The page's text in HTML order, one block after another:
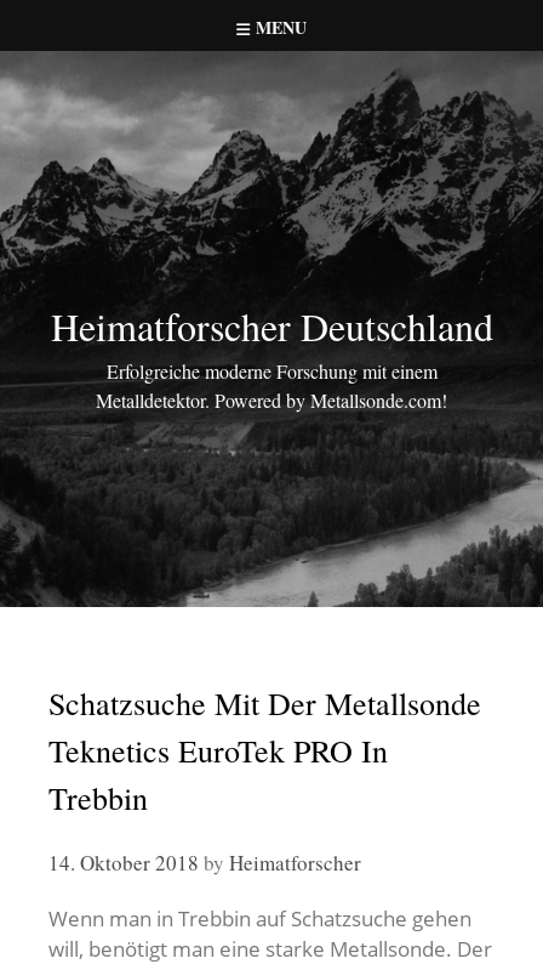
to
content
MENU
Heimatforscher Deutschland
Erfolgreiche moderne Forschung mit einem
Metalldetektor. Powered by Metallsonde.com!
Schatzsuche Mit Der Metallsonde
Teknetics EuroTek PRO In
Trebbin
14. Oktober 2018 by Heimatforscher
Wenn man in Trebbin auf Schatzsuche gehen
will, benötigt man eine starke Metallsonde. Der